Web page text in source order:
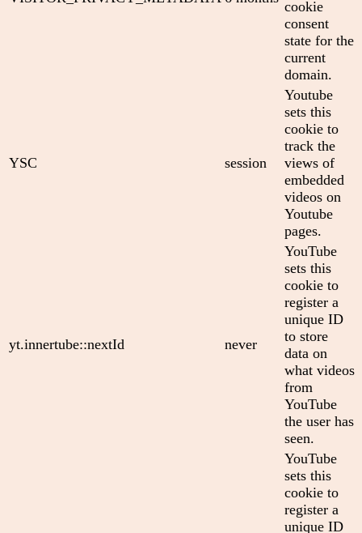
cookie
consent
state for the
current
domain.
YSC session
Youtube
sets this
cookie to
track the
views of
embedded
videos on
Youtube
pages.
yt.innertube::nextId never
YouTube
sets this
cookie to
register a
unique ID
to store
data on
what videos
from
YouTube
the user has
seen.
YouTube
sets this
cookie to
register a
unique ID